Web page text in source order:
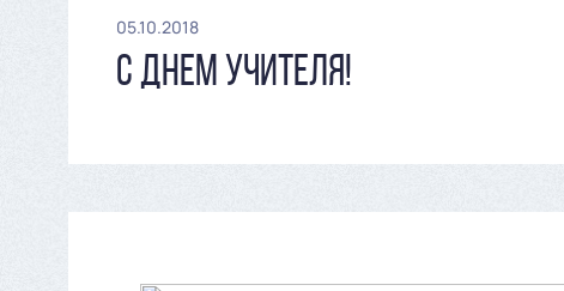
05.10.2018
С ДНЕМ УЧИТЕЛЯ!